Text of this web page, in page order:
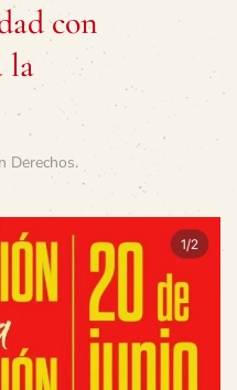
con
la
Derechos.